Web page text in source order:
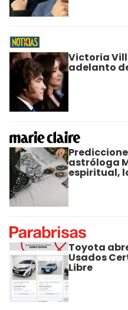
Victoria
adelanto
astróloga
espiritual,
Toyota
Usados
Libre